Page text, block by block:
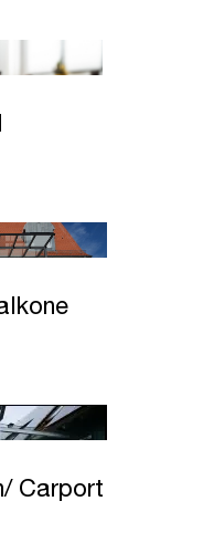
one
Carport